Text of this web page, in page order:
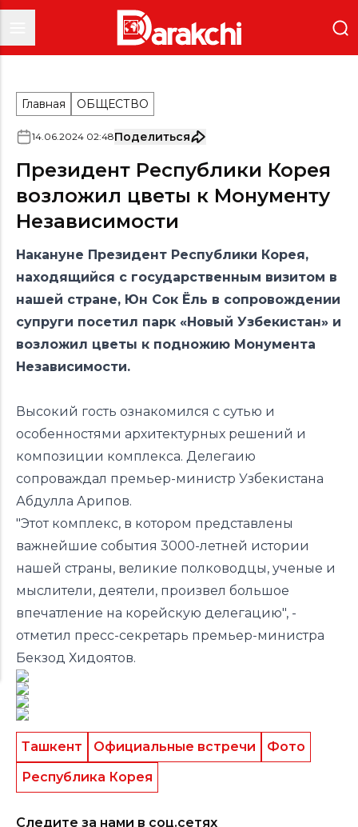
Главная ОБЩЕСТВО
14.06.2024 02:48Поделиться
Президент Республики Корея
возложил цветы к Монументу
Независимости
Накануне Президент Республики Корея,
находящийся с государственным визитом в
нашей стране, Юн Сок Ёль в сопровождении
супруги посетил парк «Новый Узбекистан» и
возложил цветы к подножию Монумента
Независимости.
Высокий гость ознакомился с сутью и
особенностями архитектурных решений и
композиции комплекса. Делегаию
сопроваждал премьер-министр Узбекистана
Абдулла Арипов.
"Этот комплекс, в котором представлены
важнейшие события 3000-летней истории
нашей страны, великие полководцы, ученые и
мыслители, деятели, произвел большое
впечатление на корейскую делегацию", -
отметил пресс-секретарь премьер-министра
Бекзод Хидоятов.
Ташкент Официальные встречи
Фото
Республика Корея
Следите за нами в соц.сетях